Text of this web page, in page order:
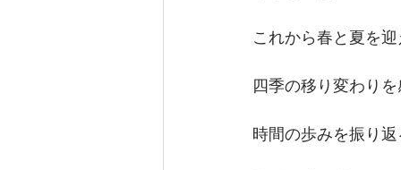
これから春と夏を
四季の移り変わり
時間の歩みを振り